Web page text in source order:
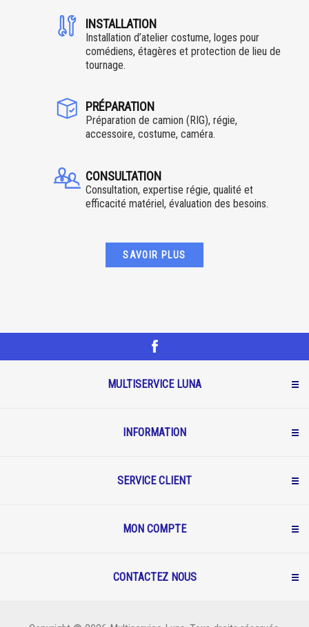
INSTALLATION
Installation d’atelier costume, loges pour
comédiens, étagères et protection de lieu de
tournage.
PRÉPARATION
Préparation de camion (RIG), régie,
accessoire, costume, caméra.
CONSULTATION
Consultation, expertise régie, qualité et
efficacité matériel, évaluation des besoins.
SAVOIR PLUS
MULTISERVICE LUNA
INFORMATION
SERVICE CLIENT
MON COMPTE
CONTACTEZ NOUS